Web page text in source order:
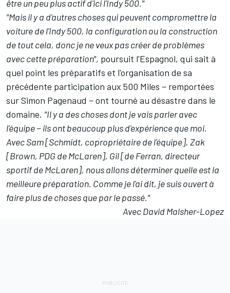
être un peu plus actif d'ici l'Indy 500."
"Mais il y a d'autres choses qui peuvent compromettre la
voiture de l'Indy 500, la configuration ou la construction
de tout cela, donc je ne veux pas créer de problèmes
avec cette préparation", poursuit l'Espagnol, qui sait à
quel point les préparatifs et l'organisation de sa
précédente participation aux 500 Miles − remportées
surSimon Pagenaud −ont tourné au désastre dans le
domaine. "Il y a des choses dont je vais parler avec
l'équipe − ils ont beaucoup plus d'expérience que moi.
Avec Sam [Schmidt, copropriétaire de l'équipe], Zak
[Brown, PDG de McLaren], Gil [de Ferran, directeur
sportif de McLaren], nous allons déterminer quelle est la
meilleure préparation. Comme je l'ai dit, je suis ouvert à
faire plus de choses que par le passé."
Avec David Malsher-Lopez